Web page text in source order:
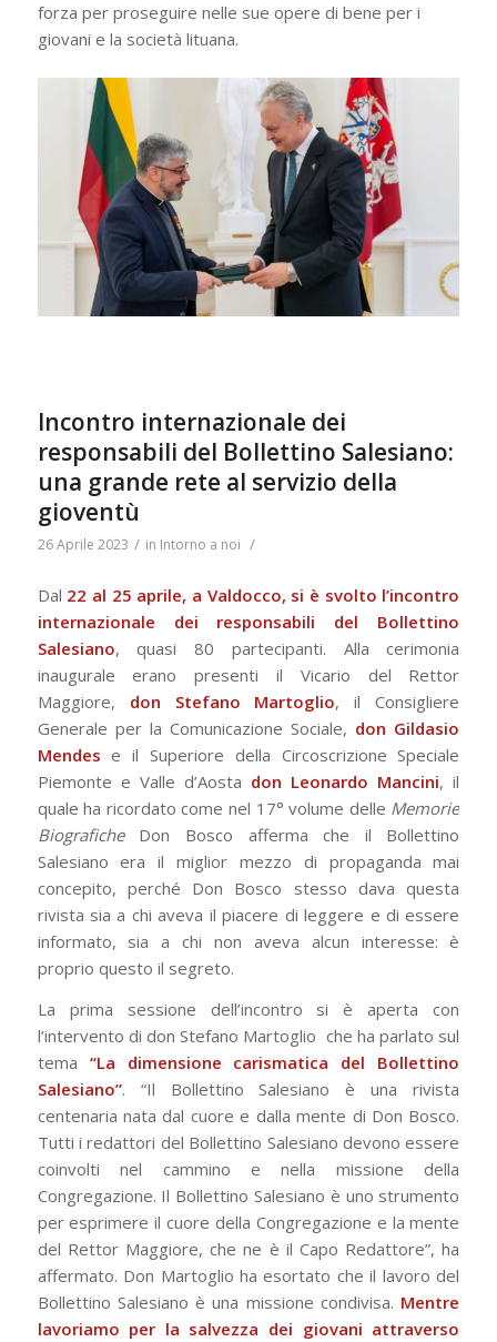
forza per proseguire nelle sue opere di bene per i
giovani e la società lituana.
Incontro internazionale dei
responsabili del Bollettino Salesiano:
una grande rete al servizio della
gioventù
26 Aprile 2023 / in Intorno a noi /
Dal 22 al 25 aprile, a Valdocco, si è svolto l’incontro
internazionale dei responsabili del Bollettino
Salesiano, quasi 80 partecipanti. Alla cerimonia
inaugurale erano presenti il Vicario del Rettor
Maggiore, don Stefano Martoglio, il Consigliere
Generale per la Comunicazione Sociale, don Gildasio
Mendes e il Superiore della Circoscrizione Speciale
Piemonte e Valle d’Aosta don Leonardo Mancini, il
quale ha ricordato come nel 17° volume delle Memorie
Biografiche Don Bosco afferma che il Bollettino
Salesiano era il miglior mezzo di propaganda mai
concepito, perché Don Bosco stesso dava questa
rivista sia a chi aveva il piacere di leggere e di essere
informato, sia a chi non aveva alcun interesse: è
proprio questo il segreto.
La prima sessione dell’incontro si è aperta con
l’intervento di don Stefano Martoglio che ha parlato sul
tema “La dimensione carismatica del Bollettino
Salesiano”. “Il Bollettino Salesiano è una rivista
centenaria nata dal cuore e dalla mente di Don Bosco.
Tutti i redattori del Bollettino Salesiano devono essere
coinvolti nel cammino e nella missione della
Congregazione. Il Bollettino Salesiano è uno strumento
per esprimere il cuore della Congregazione e la mente
del Rettor Maggiore, che ne è il Capo Redattore”, ha
affermato. Don Martoglio ha esortato che il lavoro del
Bollettino Salesiano è una missione condivisa. Mentre
lavoriamo per la salvezza dei giovani attraverso